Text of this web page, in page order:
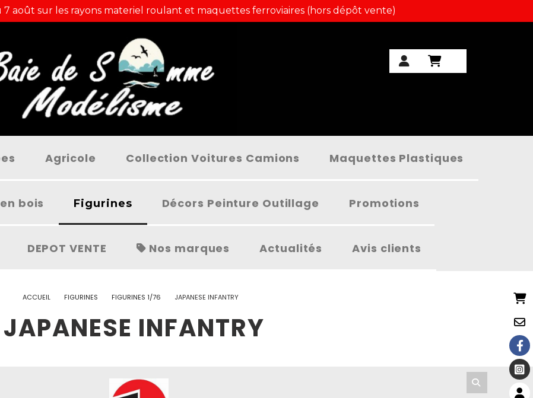
7 août sur les rayons materiel roulant et maquettes ferroviaires (hors dépôt vente)
Agricole Collection Voitures Camions Maquettes Plastiques
bois Figurines Décors Peinture Outillage Promotions
DEPOT VENTE Nos marques Actualités Avis clients
ACCUEIL FIGURINES FIGURINES 1/76 JAPANESE INFANTRY
JAPANESE INFANTRY